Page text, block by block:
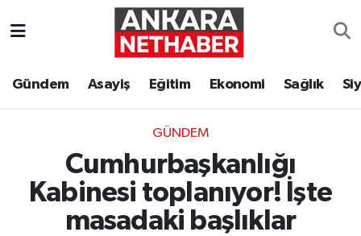
Gündem Asayiş Eğitim Ekonomi Sağlık
GÜNDEM
Cumhurbaşkanlığı
Kabinesi toplanıyor! İşte
masadaki başlıklar
Ekonomi
Gündem
Ankara Hava Durumu
Tüm Manşetler
Son Dakika Haberleri